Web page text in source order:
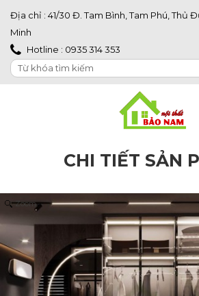
Địa chỉ : 41/30 Đ. Tam Bình, Tam Phú, Thủ
Minh
Hotline : 0935 314 353
CHI TIẾT SẢN
Zoom